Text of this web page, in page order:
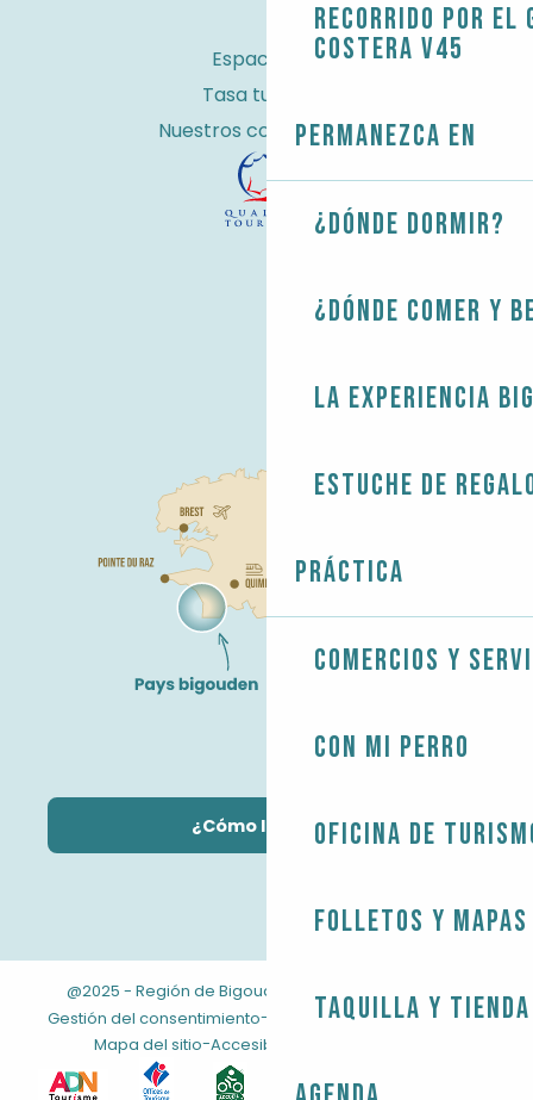
Recorrido por el
costera V45
Permanezca en
¿Dónde dormir?
¿Dónde comer y
La experiencia
Estuche de
Práctica
Comercios y
Con mi perro
Oficina de
Folletos y mapas
Taquilla y tienda
Espacio Pro
Tasa turística
Nuestros compromisos
¿Cómo llegar?
@2025 - Región de Bigouden Información jurídica-
Gestión del consentimiento- CONDICIONES GENERALES
-
Mapa del sitio-Accesibilidad: no conforme